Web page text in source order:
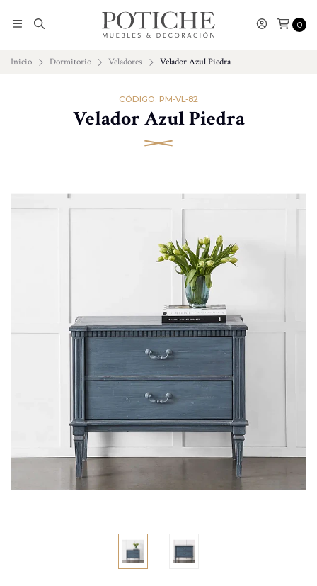
0
Inicio Dormitorio Veladores Velador Azul Piedra
CÓDIGO: PM-VL-82
Velador Azul Piedra